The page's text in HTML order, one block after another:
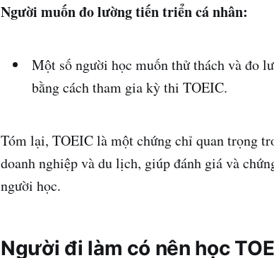
Người muốn đo lường tiến triển cá nhân:
Một số người học muốn thử thách và đo
bằng cách tham gia kỳ thi TOEIC.
Tóm lại, TOEIC là một chứng chỉ quan trọng
doanh nghiệp và du lịch, giúp đánh giá và
người học.
Người đi làm có nên học